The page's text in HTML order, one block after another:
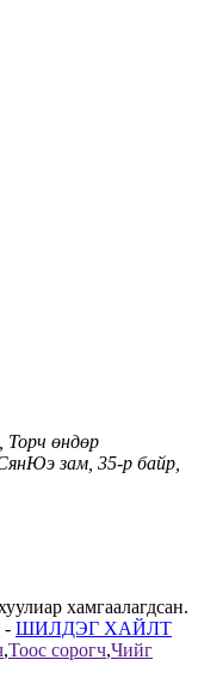
өндөр
зам, 35-р байр,
хамгаалагдсан.
- ШИЛДЭГ ХАЙЛТ
,Тоос сорогч,Чийг